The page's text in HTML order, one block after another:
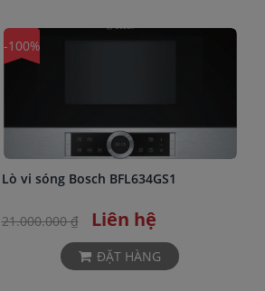
-100%
Lò vi sóng Bosch BFL634GS1
21.000.000 ₫ Liên hệ
ĐẶT HÀNG